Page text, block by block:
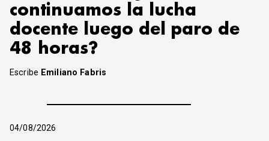
continuamos la lucha
docente luego del paro de
48 horas?
Escribe Emiliano Fabris
04/08/2026